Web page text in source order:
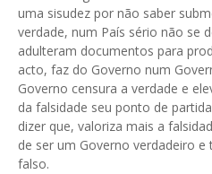
uma sisudez por não saber
verdade, num País sério não se
adulteram documentos para
acto, faz do Governo num
Governo censura a verdade e
da falsidade seu ponto de
dizer que, valoriza mais a
de ser um Governo verdadeiro
falso.